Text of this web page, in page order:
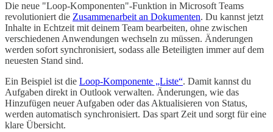
Die neue "Loop-Komponenten"-Funktion in Microsoft Teams
revolutioniert die Zusammenarbeit an Dokumenten. Du kannst jetzt
Inhalte in Echtzeit mit deinem Team bearbeiten, ohne zwischen
verschiedenen Anwendungen wechseln zu müssen. Änderungen
werden sofort synchronisiert, sodass alle Beteiligten immer auf dem
neuesten Stand sind.
Ein Beispiel ist die Loop-Komponente „Liste“. Damit kannst du
Aufgaben direkt in Outlook verwalten. Änderungen, wie das
Hinzufügen neuer Aufgaben oder das Aktualisieren von Status,
werden automatisch synchronisiert. Das spart Zeit und sorgt für eine
klare Übersicht.